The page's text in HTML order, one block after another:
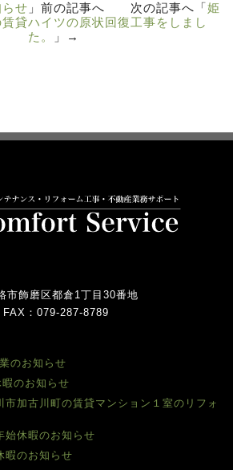
せ 」前の記事へ 次の記事へ「姫
貸ハイツの原状回復工事をしまし
た。
」→
市飾磨区都倉1丁目30番地
：079-287-8789
のお知らせ
のお知らせ
市加古川町の賃貸マンション１室のリフォ
始休暇のお知らせ
暇のお知らせ